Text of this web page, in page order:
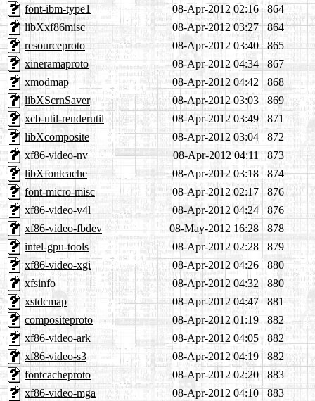
font-ibm-type1
08-Apr-2012 02:16
864
libXxf86misc
08-Apr-2012 03:27
864
resourceproto
08-Apr-2012 03:40
865
xineramaproto
08-Apr-2012 04:34
867
xmodmap
08-Apr-2012 04:42
868
libXScrnSaver
08-Apr-2012 03:03
869
xcb-util-renderutil
08-Apr-2012 03:49
871
libXcomposite
08-Apr-2012 03:04
872
xf86-video-nv
08-Apr-2012 04:11
873
libXfontcache
08-Apr-2012 03:18
874
font-micro-misc
08-Apr-2012 02:17
876
xf86-video-v4l
08-Apr-2012 04:24
876
xf86-video-fbdev
08-May-2012 16:28
878
intel-gpu-tools
08-Apr-2012 02:28
879
xf86-video-xgi
08-Apr-2012 04:26
880
xfsinfo
08-Apr-2012 04:32
880
xstdcmap
08-Apr-2012 04:47
881
compositeproto
08-Apr-2012 01:19
882
xf86-video-ark
08-Apr-2012 04:05
882
xf86-video-s3
08-Apr-2012 04:19
882
fontcacheproto
08-Apr-2012 02:20
883
xf86-video-mga
08-Apr-2012 04:10
883